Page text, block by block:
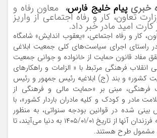
خبریپیام خلیج فارس، معاون رفاه و
تعاون، کار و رفاه اجتماعی از واریز
کارت امید مادر خبر داد.
کار و رفاه اجتماعی، «یعقوب اندایش» شامگاه
راستای اجرای سیاست‌های کلی جمعیت ابلاغی
مفاد قانون حمایت از خانواده و جوانی جمعیت
فرهنگی مرتبط با « الزامات و راهکارهای
کشور» و بند (ج) ابلاغیه رئیس جمهور و رئیس
فرهنگی، مبنی بر «حمایت مالی و فرهنگی از
مادر و کودک و کلیه مادران باردار کشور»، با
شده در قوانین بودجه سنواتی، به منظور
حمایت از مادرانی که فرزندان آنها از تاریخ ۱۴۰۵/۰۱/۰۱ به دنیا می‌آیند، تا